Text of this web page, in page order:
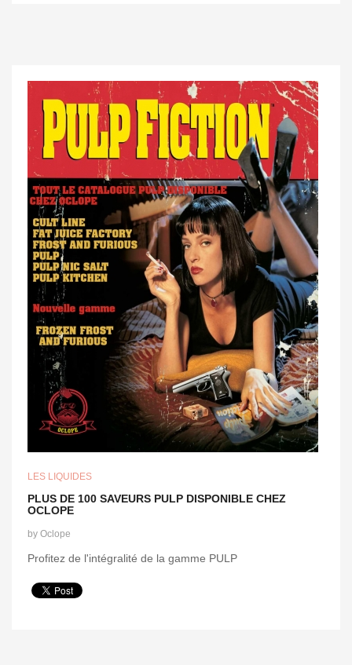
LES LIQUIDES
PLUS DE 100 SAVEURS PULP DISPONIBLE CHEZ
OCLOPE
by Oclope
Profitez de l'intégralité de la gamme PULP